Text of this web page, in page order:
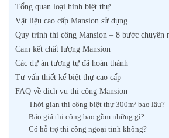
Tổng quan loại hình biệt thự
Vật liệu cao cấp Mansion sử dụng
Quy trình thi công Mansion – 8 bước chuyên
Cam kết chất lượng Mansion
Các dự án tương tự đã hoàn thành
Tư vấn thiết kế biệt thự cao cấp
FAQ về dịch vụ thi công Mansion
Thời gian thi công biệt thự 300m² bao lâu?
Báo giá thi công bao gồm những gì?
Có hỗ trợ thi công ngoại tỉnh không?